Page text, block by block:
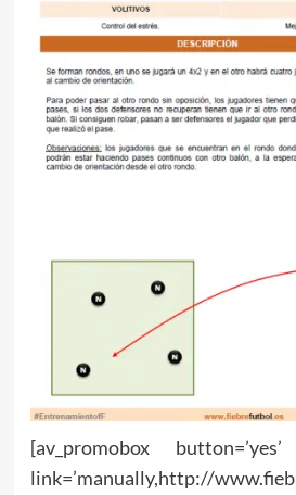
[av_promobox button=’yes’
link=’manually,http://